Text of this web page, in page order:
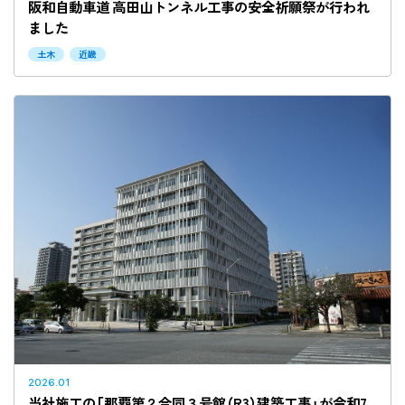
阪和自動車道 高田山トンネル工事の安全祈願祭が行われ
ました
土木 近畿
2026.01